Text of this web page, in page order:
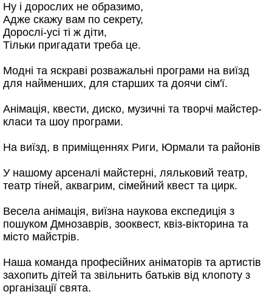
Ну і дорослих не образимо,
Адже скажу вам по секрету,
Дорослі-усі ті ж діти,
Тільки пригадати треба це.
Модні та яскраві розважальні програми на виїзд
для найменших, для старших та доячи сім'ї.
Анімація, квести, диско, музичні та творчі майстер-
класи та шоу програми.
На виїзд, в приміщеннях Риги, Юрмали та районів
У нашому арсеналі майстерні, ляльковий театр,
театр тіней, аквагрим, сімейний квест та цирк.
Весела анімація, виїзна наукова експедиція з
пошуком Дмнозаврів, зооквест, квіз-вікторина та
місто майстрів.
Наша команда професійних аніматорів та артистів
захопить дітей та звільнить батьків від клопоту з
організації свята.